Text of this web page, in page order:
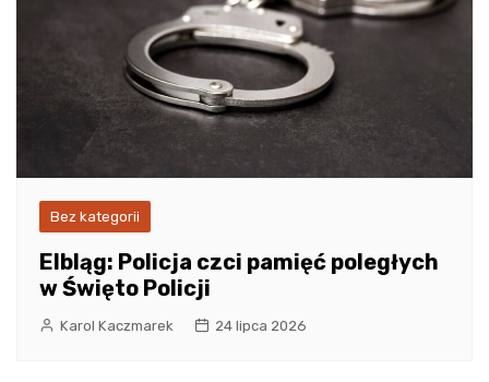
Bez kategorii
Elbląg: Policja czci pamięć poległych
w Święto Policji
Karol Kaczmarek 24 lipca 2026